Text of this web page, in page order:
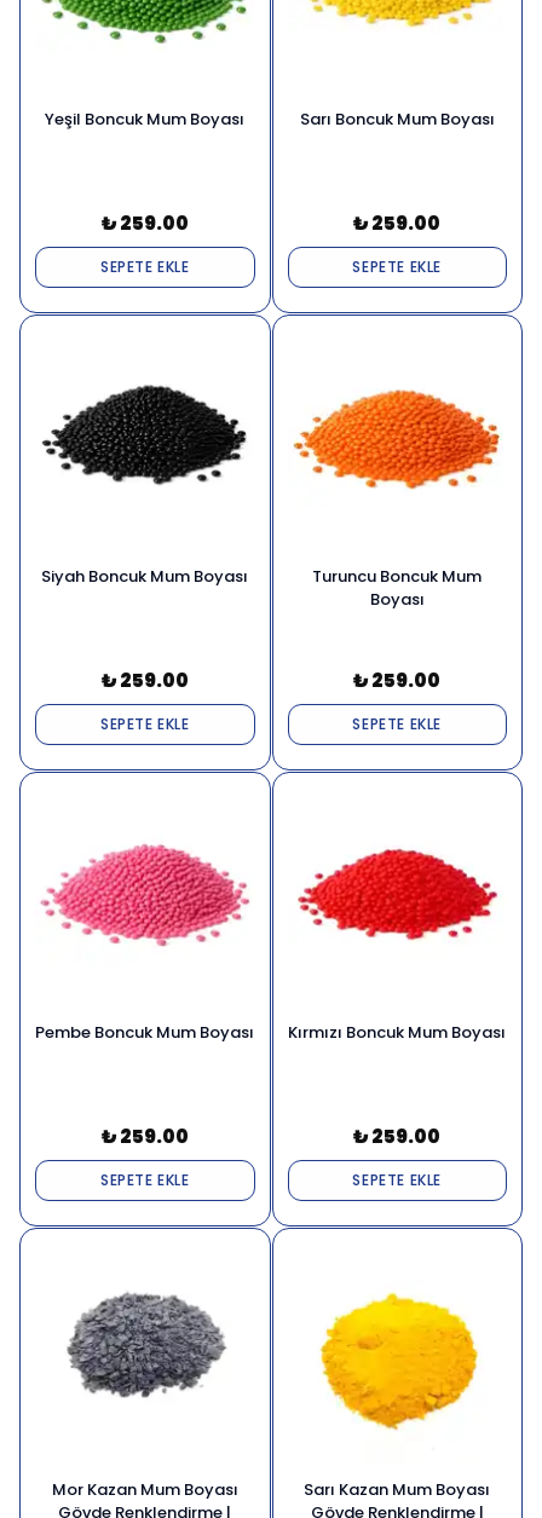
Yeşil Boncuk Mum Boyası
₺ 259.00
SEPETE EKLE
Sarı Boncuk Mum Boyası
₺ 259.00
SEPETE EKLE
Siyah Boncuk Mum Boyası
₺ 259.00
SEPETE EKLE
Turuncu Boncuk Mum
Boyası
₺ 259.00
SEPETE EKLE
Pembe Boncuk Mum Boyası
₺ 259.00
SEPETE EKLE
Kırmızı Boncuk Mum Boyası
₺ 259.00
SEPETE EKLE
Mor Kazan Mum Boyası
Gövde Renklendirme |
Sarı Kazan Mum Boyası
Gövde Renklendirme |